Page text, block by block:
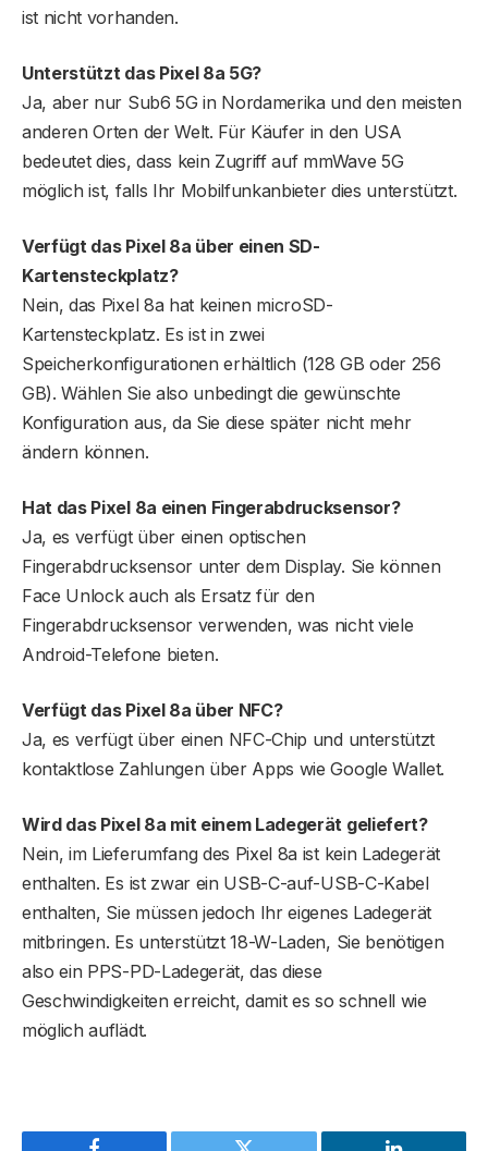
ist nicht vorhanden.
Unterstützt das Pixel 8a 5G?
Ja, aber nur Sub6 5G in Nordamerika und den meisten
anderen Orten der Welt. Für Käufer in den USA
bedeutet dies, dass kein Zugriff auf mmWave 5G
möglich ist, falls Ihr Mobilfunkanbieter dies unterstützt.
Verfügt das Pixel 8a über einen SD-
Kartensteckplatz?
Nein, das Pixel 8a hat keinen microSD-
Kartensteckplatz. Es ist in zwei
Speicherkonfigurationen erhältlich (128 GB oder 256
GB). Wählen Sie also unbedingt die gewünschte
Konfiguration aus, da Sie diese später nicht mehr
ändern können.
Hat das Pixel 8a einen Fingerabdrucksensor?
Ja, es verfügt über einen optischen
Fingerabdrucksensor unter dem Display. Sie können
Face Unlock auch als Ersatz für den
Fingerabdrucksensor verwenden, was nicht viele
Android-Telefone bieten.
Verfügt das Pixel 8a über NFC?
Ja, es verfügt über einen NFC-Chip und unterstützt
kontaktlose Zahlungen über Apps wie Google Wallet.
Wird das Pixel 8a mit einem Ladegerät geliefert?
Nein, im Lieferumfang des Pixel 8a ist kein Ladegerät
enthalten. Es ist zwar ein USB-C-auf-USB-C-Kabel
enthalten, Sie müssen jedoch Ihr eigenes Ladegerät
mitbringen. Es unterstützt 18-W-Laden, Sie benötigen
also ein PPS-PD-Ladegerät, das diese
Geschwindigkeiten erreicht, damit es so schnell wie
möglich auflädt.